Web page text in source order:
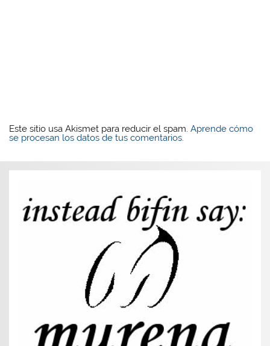
Este sitio usa Akismet para reducir el spam.Aprende cómo
se procesan los datos de tus comentarios.